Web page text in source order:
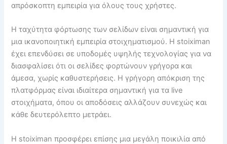
απρόσκοπτη εμπειρία για όλους τους χρήστες.
Η ταχύτητα φόρτωσης των σελίδων είναι σημαντική για
μια ικανοποιητική εμπειρία στοιχηματισμού. Η stoiximan
έχει επενδύσει σε υποδομές υψηλής τεχνολογίας για να
διασφαλίσει ότι οι σελίδες φορτώνουν γρήγορα και
άμεσα, χωρίς καθυστερήσεις. Η γρήγορη απόκριση της
πλατφόρμας είναι ιδιαίτερα σημαντική για τα live
στοιχήματα, όπου οι αποδόσεις αλλάζουν συνεχώς και
κάθε δευτερόλεπτο μετράει.
Η stoiximan προσφέρει επίσης μια μεγάλη ποικιλία από